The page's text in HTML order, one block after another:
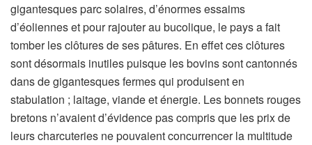
gigantesques parc solaires, d’énormes essaims
d’éoliennes et pour rajouter au bucolique, le pays a fait
tomber les clôtures de ses pâtures. En effet ces clôtures
sont désormais inutiles puisque les bovins sont cantonnés
dans de gigantesques fermes qui produisent en
stabulation ; laitage, viande et énergie. Les bonnets rouges
bretons n’avaient d’évidence pas compris que les prix de
leurs charcuteries ne pouvaient concurrencer la multitude